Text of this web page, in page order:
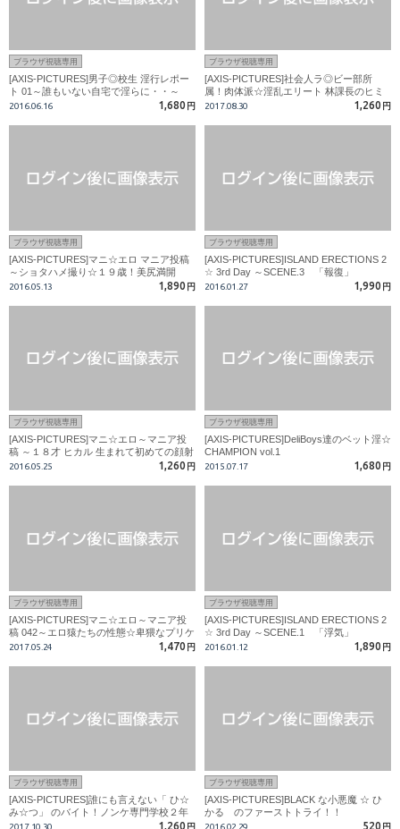
ブラウザ視聴専用
[AXIS-PICTURES]男子◎校生 淫行レポー
ト 01～誰もいない自宅で淫らに・・～
2016.06.16 1,680 円
ブラウザ視聴専用
[AXIS-PICTURES]社会人ラ◎ビー部所
属！肉体派☆淫乱エリート 林課長のヒミ
ツ
2017.08.30 1,260 円
ブラウザ視聴専用
[AXIS-PICTURES]マニ☆エロ マニア投稿
～ショタハメ撮り☆１９歳！美尻満開
2016.05.13 1,890 円
ブラウザ視聴専用
[AXIS-PICTURES]ISLAND ERECTIONS 2
☆ 3rd Day ～SCENE.3 「報復」
2016.01.27 1,990 円
ブラウザ視聴専用
[AXIS-PICTURES]マニ☆エロ～マニア投
稿 ～１８才 ヒカル 生まれて初めての顔射
に・・・
2016.05.25 1,260 円
ブラウザ視聴専用
[AXIS-PICTURES]DeliBoys達のベット淫☆
CHAMPION vol.1
2015.07.17 1,680 円
ブラウザ視聴専用
[AXIS-PICTURES]マニ☆エロ～マニア投
稿 042～エロ猿たちの性態☆卑猥なプリケ
ツ男子！！
2017.05.24 1,470 円
ブラウザ視聴専用
[AXIS-PICTURES]ISLAND ERECTIONS 2
☆ 3rd Day ～SCENE.1 「浮気」
2016.01.12 1,890 円
ブラウザ視聴専用
[AXIS-PICTURES]誰にも言えない「 ひ☆
み☆つ」 のバイト！ノンケ専門学校２年
生☆翔太君～ 胸キュン編
1,260
ブラウザ視聴専用
[AXIS-PICTURES]BLACK な小悪魔 ☆ ひ
かる のファーストトライ！！
520